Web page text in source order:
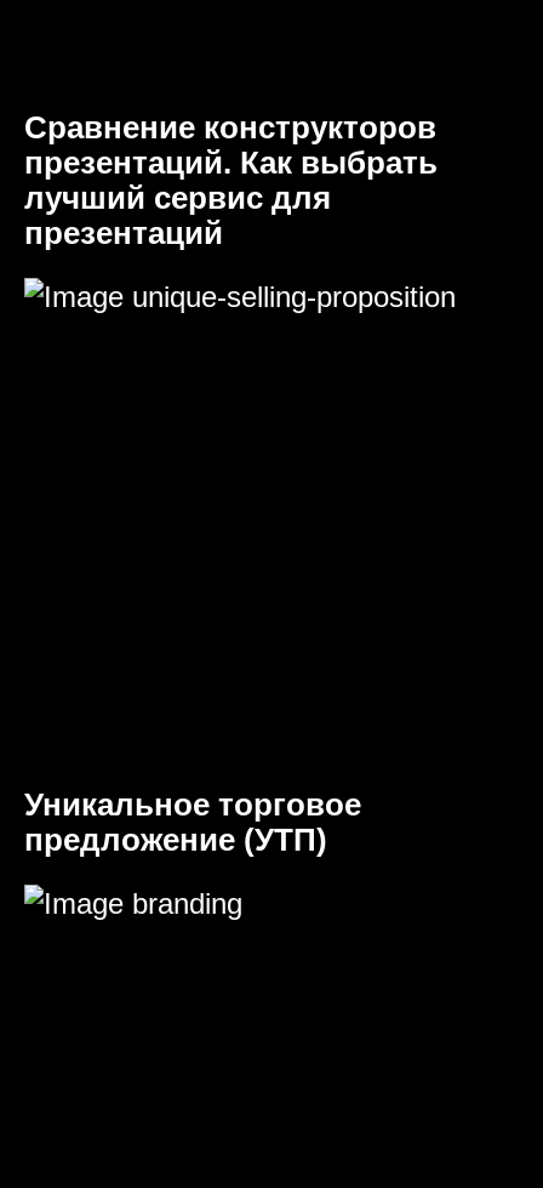
Сравнение конструкторов
презентаций. Как выбрать
лучший сервис для
презентаций
Уникальное торговое
предложение (УТП)